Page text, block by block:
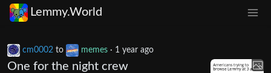
Lemmy.World
cm0002 to memes · 1 year ago
One for the night crew